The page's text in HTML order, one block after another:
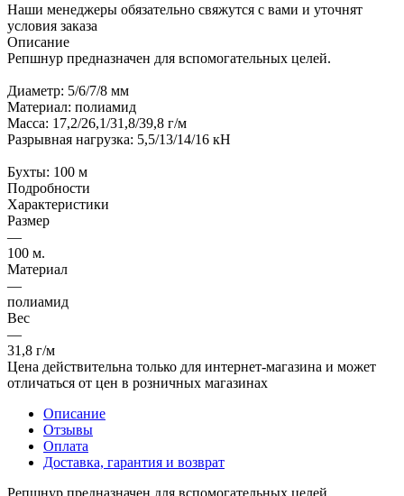
Наши менеджеры обязательно свяжутся с вами и уточнят
условия заказа
Описание
Репшнур предназначен для вспомогательных целей.
Диаметр: 5/6/7/8 мм
Материал: полиамид
Масса: 17,2/26,1/31,8/39,8 г/м
Разрывная нагрузка: 5,5/13/14/16 кН
Бухты: 100 м
Подробности
Характеристики
Размер
—
100 м.
Материал
—
полиамид
Вес
—
31,8 г/м
Цена действительна только для интернет-магазина и может
отличаться от цен в розничных магазинах
Описание
Отзывы
Оплата
Доставка, гарантия и возврат
Репшнур предназначен для вспомогательных целей.